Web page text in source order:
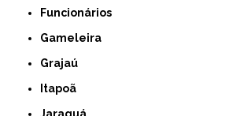
Funcionários
Gameleira
Grajaú
Itapoã